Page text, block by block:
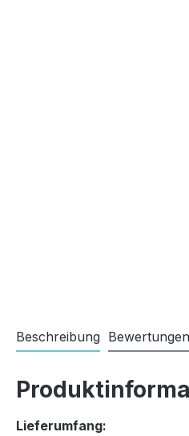
Beschreibung Bewertungen
Lieferumfang: